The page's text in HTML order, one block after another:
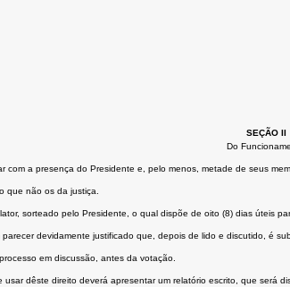
SEÇÃO II
Do
com a presença do Presidente e, pelo menos, metade de seus
que não os da justiça.
sorteado pelo Presidente, o qual dispõe de oito (8) dias úteis
devidamente justificado que, depois de lido e discutido, é
em discussão, antes da votação.
dêste direito deverá apresentar um relatório escrito, que será